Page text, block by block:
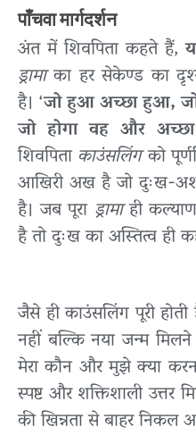
पाँचवा मार्गदर्शन
अंत में शिवपिता कहते हैं,
ड्रामाका हर सेकेण्ड का
है। ‘जो हुआ अच्छा हुआ,
जो होगा वह और
शिवपिताकाउंसलिंगको
आखिरी अख है जो दुःख-
है। जब पूरा ड्रामाही
है तो दुःख का अस्तित्व ही
जैसे ही काउंसलिंग पूरी
नहीं बल्कि नया जन्म
मेरा कौन और मुझे क्या
स्पष्ट और शक्तिशाली उत्तर
की खिन्नता से बाहर निकल